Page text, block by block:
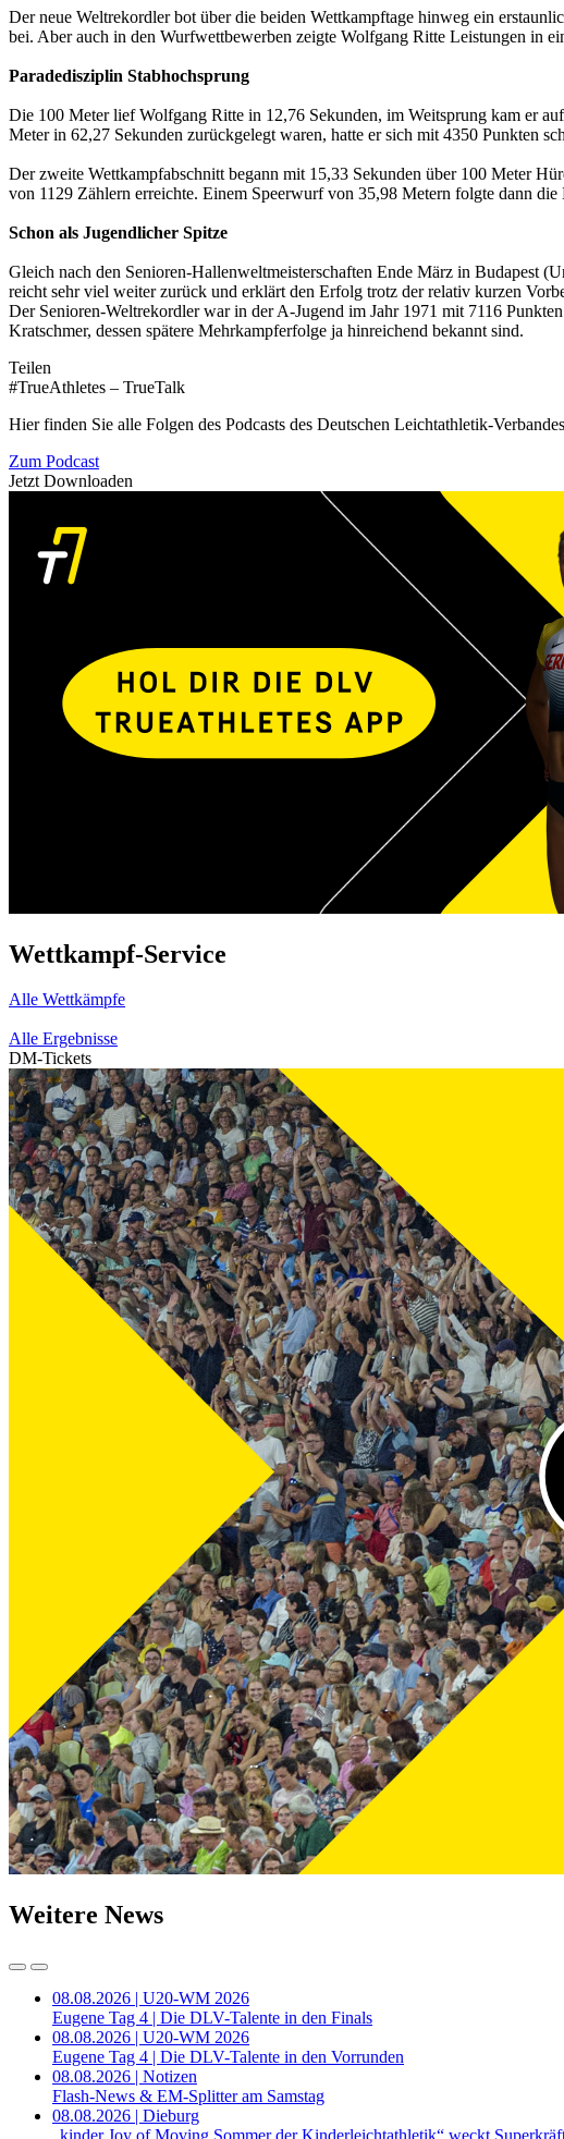
Der neue Weltrekordler bot über die beiden Wettkampftage hinweg ein
bei. Aber auch in den Wurfwettbewerben zeigte Wolfgang Ritte Leistungen in
Paradedisziplin Stabhochsprung
Die 100 Meter lief Wolfgang Ritte in 12,76 Sekunden, im Weitsprung kam er
Meter in 62,27 Sekunden zurückgelegt waren, hatte er sich mit 4350 Punkten
Der zweite Wettkampfabschnitt begann mit 15,33 Sekunden über 100 Meter
von 1129 Zählern erreichte. Einem Speerwurf von 35,98 Metern folgte dann
Schon als Jugendlicher Spitze
Gleich nach den Senioren-Hallenweltmeisterschaften Ende März in Budapest
reicht sehr viel weiter zurück und erklärt den Erfolg trotz der relativ kurzen
Der Senioren-Weltrekordler war in der A-Jugend im Jahr 1971 mit 7116
Kratschmer, dessen spätere Mehrkampferfolge ja hinreichend bekannt sind.
Teilen
#TrueAthletes – TrueTalk
Hier finden Sie alle Folgen des Podcasts des Deutschen Leichtathletik-
Zum Podcast
Jetzt Downloaden
Wettkampf-Service
Alle Wettkämpfe
Alle Ergebnisse
DM-Tickets
Weitere News
08.08.2026 | U20-WM 2026
Eugene Tag 4 | Die DLV-Talente in den Finals
08.08.2026 | U20-WM 2026
Eugene Tag 4 | Die DLV-Talente in den Vorrunden
08.08.2026 | Notizen
Flash-News & EM-Splitter am Samstag
08.08.2026 | Dieburg